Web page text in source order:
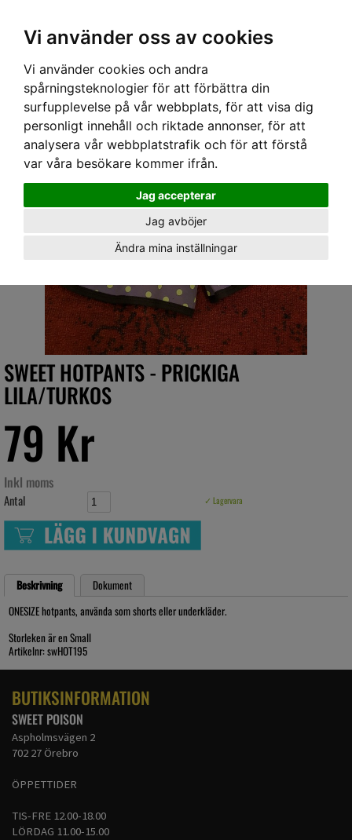
Vi använder oss av cookies
Vi använder cookies och andra
spårningsteknologier för att förbättra din
surfupplevelse på vår webbplats, för att visa dig
personligt innehåll och riktade annonser, för att
analysera vår webbplatstrafik och för att förstå
var våra besökare kommer ifrån.
Jag accepterar
Jag avböjer
Ändra mina inställningar
Hem› DAM›SHORTS › SWEET HOTPANTS - PRICKIGA LILA/TURKOS
SWEET HOTPANTS - PRICKIGA
LILA/TURKOS
79 Kr
Inkl moms
Antal ✓ Lagervara
Beskrivning
Dokument
ONESIZE hotpants, använda som shorts eller underkläder.
Storleken är en Small
Artikelnr: swHOT195
BUTIKSINFORMATION
SWEET POISON
Aspholmsvägen 2
702 27 Örebro
ÖPPETTIDER
TIS-FRE 12.00-18.00
LÖRDAG 11.00-15.00